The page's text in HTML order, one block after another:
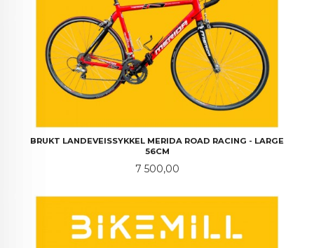
BRUKT LANDEVEISSYKKEL MERIDA ROAD RACING - LARGE
56CM
Pris
7 500,00